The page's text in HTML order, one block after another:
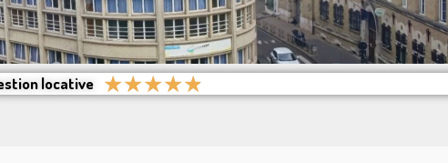
locative ★★★★★